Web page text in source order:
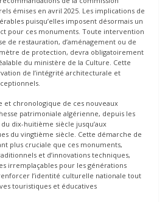
émises en avril 2025. Les implications de
puisqu’elles imposent désormais un
pour ces monuments. Toute intervention
de restauration, d’aménagement ou de
de protection, devra obligatoirement
du ministère de la Culture. Cette
de l’intégrité architecturale et
et chronologique de ces nouveaux
patrimoniale algérienne, depuis les
dix-huitième siècle jusqu’aux
du vingtième siècle. Cette démarche de
plus cruciale que ces monuments,
et d’innovations techniques,
irremplaçables pour les générations
l’identité culturelle nationale tout
touristiques et éducatives